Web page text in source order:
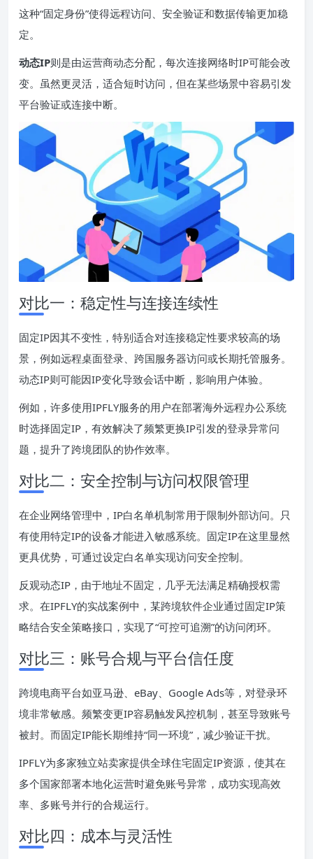
这种“固定身份”使得远程访问、安全验证和数据传输更加稳
定。
动态IP则是由运营商动态分配，每次连接网络时IP可能会改
变。虽然更灵活，适合短时访问，但在某些场景中容易引发
平台验证或连接中断。
对比一：稳定性与连接连续性
固定IP因其不变性，特别适合对连接稳定性要求较高的场
景，例如远程桌面登录、跨国服务器访问或长期托管服务。
动态IP则可能因IP变化导致会话中断，影响用户体验。
例如，许多使用IPFLY服务的用户在部署海外远程办公系统
时选择固定IP，有效解决了频繁更换IP引发的登录异常问
题，提升了跨境团队的协作效率。
对比二：安全控制与访问权限管理
在企业网络管理中，IP白名单机制常用于限制外部访问。只
有使用特定IP的设备才能进入敏感系统。固定IP在这里显然
更具优势，可通过设定白名单实现访问安全控制。
反观动态IP，由于地址不固定，几乎无法满足精确授权需
求。在IPFLY的实战案例中，某跨境软件企业通过固定IP策
略结合安全策略接口，实现了“可控可追溯”的访问闭环。
对比三：账号合规与平台信任度
跨境电商平台如亚马逊、eBay、Google Ads等，对登录环
境非常敏感。频繁变更IP容易触发风控机制，甚至导致账号
被封。而固定IP能长期维持“同一环境”，减少验证干扰。
IPFLY为多家独立站卖家提供全球住宅固定IP资源，使其在
多个国家部署本地化运营时避免账号异常，成功实现高效
率、多账号并行的合规运行。
对比四：成本与灵活性